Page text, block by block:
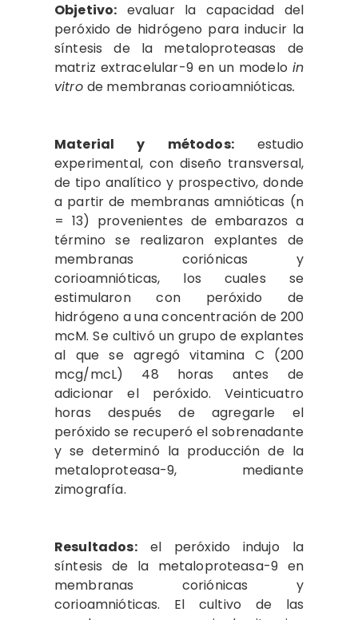
Objetivo: evaluar la capacidad del
peróxido de hidrógeno para inducir la
síntesis de la metaloproteasas de
matriz extracelular-9 en un modelo in
vitro de membranas corioamnióticas.
Material y métodos:estudio
experimental, con diseño transversal,
de tipo analítico y prospectivo, donde
a partir de membranas amnióticas (n
= 13) provenientes de embarazos a
término se realizaron explantes de
membranas coriónicas y
corioamnióticas, los cuales se
estimularon con peróxido de
hidrógeno a una concentración de 200
mcM. Se cultivó un grupo de explantes
al que se agregó vitamina C (200
mcg/mcL) 48 horas antes de
adicionar el peróxido. Veinticuatro
horas después de agregarle el
peróxido se recuperó el sobrenadante
y se determinó la producción de la
metaloproteasa-9, mediante
zimografía.
Resultados:el peróxido indujo la
síntesis de la metaloproteasa-9 en
membranas coriónicas y
corioamnióticas. El cultivo de las